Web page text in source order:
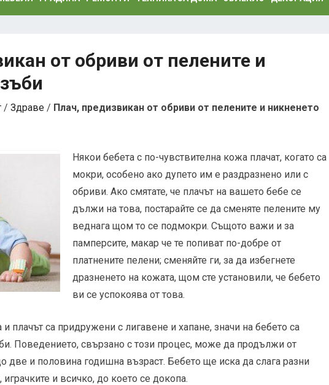
от обриви от пелените и
/ Здраве / Плач, предизвикан от обриви от пелените и никненето
Някои бебета с по-чувствителна кожа плачат, когато са
мокри, особено ако дупето им е раздразнено или с
обриви. Ако смятате, че плачът на вашето бебе се
дължи на това, постарайте се да сменяте пелените му
веднага щом то се подмокри. Същото важи и за
памперсите, макар че те попиват по-добре от
платнените пелени; сменяйте ги, за да избегнете
дразненето на кожата, щом сте установили, че бебето
ви се успокоява от това.
и плачът са придружени с лигавене и хапане, значи на бебето са
Поведението, свързано с този процес, може да продължи от
две и половина годишна възраст. Бебето ще иска да слага разни
и всичко, до което се докопа.